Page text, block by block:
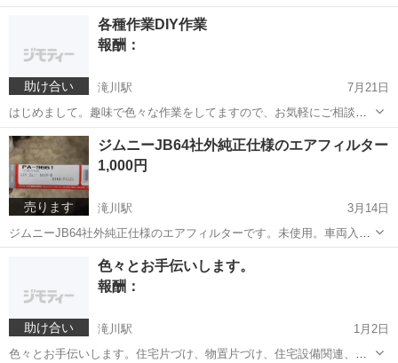
合、一台当たり2000円から相談。蛇口はキロ単価で支払いします。バ
ッテリー、アルミホイールなども受け付けします。
滝川市 滝川駅 買いたい/ください
助け合い
各種作業DIY作業
報酬：
滝川駅
7月21日
はじめまして。趣味で色々な作業をしてますので、お気軽にご相談下
さい。家片付け、車庫、納屋片付け、車両関係、住宅水道設備、電気
関係、エアコン取り付けなど。全道出張可能です。一部出張不可有り
ます。エアコン取り付け真空ポンプ設備有...
北海道 滝川市 手伝いたい/助けたい
売ります
ジムニーJB64社外純正仕様のエアフィルター
1,000円
滝川駅
3月14日
ジムニーJB64社外純正仕様のエアフィルターです。未使用。車両入れ
替えの為、販売します。場所によりますが配達可能です。配達料金要
相談。あくまでも中古品になりますのでノークレームノーリターンで
滝川市 滝川駅 メンテナンス用品
助け合い
色々とお手伝いします。
報酬：
滝川駅
1月2日
色々とお手伝いします。住宅片づけ、物置片づけ、住宅設備関連、車